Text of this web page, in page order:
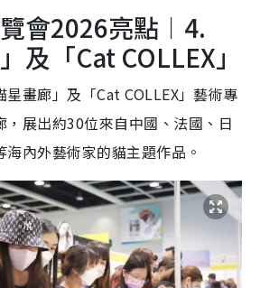
會2026亮點︱4.
及「Cat COLLEX」
畫廊」及「Cat COLLEX」藝術專
，展出約30位來自中國、法國、日
內外藝術家的貓主題作品。